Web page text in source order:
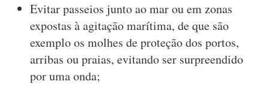
Evitar passeios junto ao mar ou em zonas
expostas à agitação marítima, de que são
exemplo os molhes de proteção dos portos,
arribas ou praias, evitando ser surpreendido
por uma onda;